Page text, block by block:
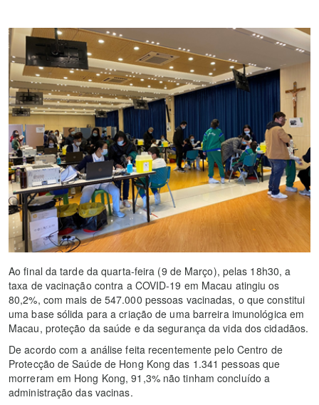
Ao final da tarde da quarta-feira (9 de Março), pelas 18h30, a
taxa de vacinação contra a COVID-19 em Macau atingiu os
80,2%, com mais de 547.000 pessoas vacinadas, o que constitui
uma base sólida para a criação de uma barreira imunológica em
Macau, proteção da saúde e da segurança da vida dos cidadãos.
De acordo com a análise feita recentemente pelo Centro de
Protecção de Saúde de Hong Kong das 1.341 pessoas que
morreram em Hong Kong, 91,3% não tinham concluído a
administração das vacinas.